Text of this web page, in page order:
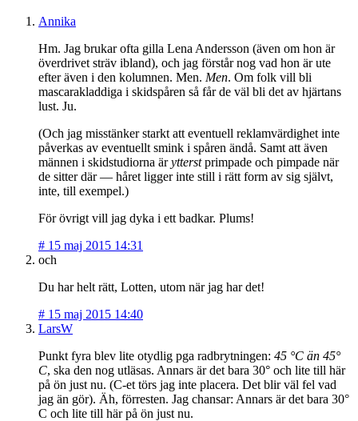
Annika
Hm. Jag brukar ofta gilla Lena Andersson (även om hon är
överdrivet sträv ibland), och jag förstår nog vad hon är ute
efter även i den kolumnen. Men. Men. Om folk vill bli
mascarakladdiga i skidspåren så får de väl bli det av hjärtans
lust. Ju.
(Och jag misstänker starkt att eventuell reklamvärdighet inte
påverkas av eventuellt smink i spåren ändå. Samt att även
männen i skidstudiorna ärytterstprimpade och pimpade när
de sitter där — håret ligger inte still i rätt form av sig självt,
inte, till exempel.)
För övrigt vill jag dyka i ett badkar. Plums!
# 15 maj 2015 14:31
och
Du har helt rätt, Lotten, utom när jag har det!
# 15 maj 2015 14:40
LarsW
Punkt fyra blev lite otydlig pga radbrytningen: 45 °C än 45°
C, ska den nog utläsas. Annars är det bara 30° och lite till här
på ön just nu. (C-et törs jag inte placera. Det blir väl fel vad
jag än gör). Äh, förresten. Jag chansar: Annars är det bara 30°
C och lite till här på ön just nu.